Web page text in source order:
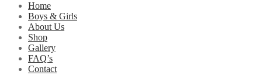
Home
Boys & Girls
About Us
Shop
Gallery
FAQ’s
Contact